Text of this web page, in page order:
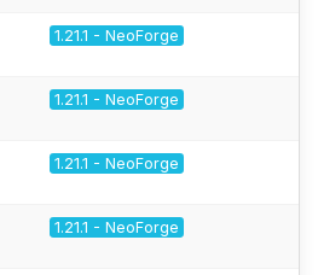
1.21.1 - NeoForge
1.21.1 - NeoForge
1.21.1 - NeoForge
1.21.1 - NeoForge